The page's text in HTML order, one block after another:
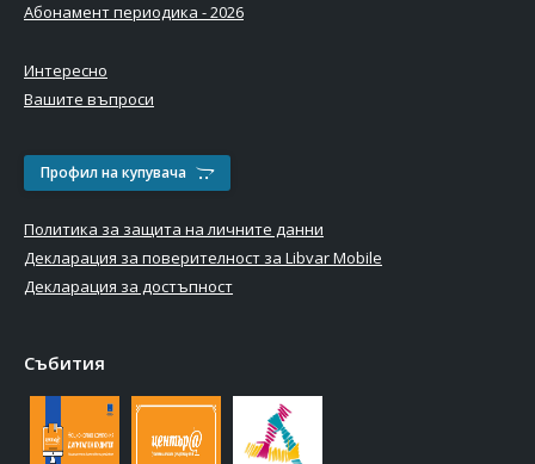
Абонамент периодика - 2026
Интересно
Вашите въпроси
Профил на купувача
Политика за защита на личните данни
Декларация за поверителност за Libvar Mobile
Декларация за достъпност
Събития